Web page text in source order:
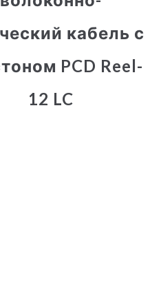
кабель с
PCD Reel-
12 LC